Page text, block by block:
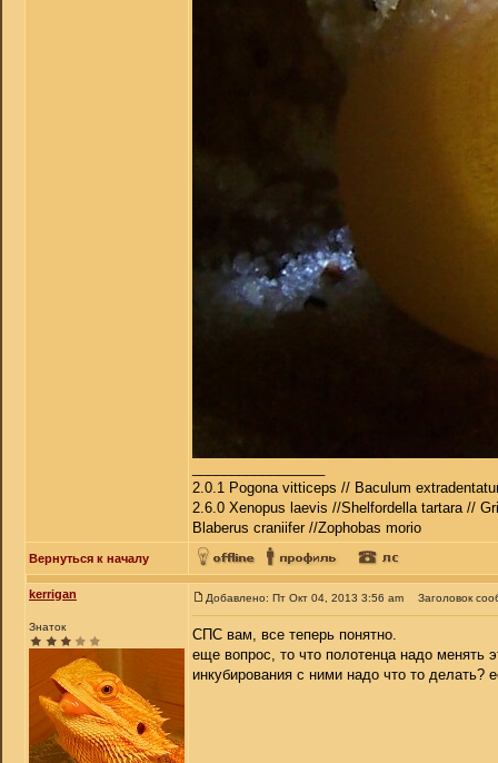
2.0.1 Pogona vitticeps // Baculum
2.6.0 Xenopus laevis //Shelfordella tartara //
Blaberus craniifer //Zophobas morio
Вернуться к началу
kerrigan
Знаток
Добавлено: Пт Окт 04, 2013 3:56 am Заголовок
СПС вам, все теперь понятно.
еще вопрос, то что полотенца надо менять
инкубирования с ними надо что то делать?